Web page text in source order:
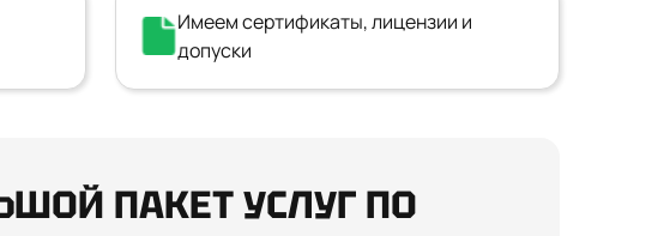
Имеем сертификаты, лицензии и
допуски
ПАКЕТ УСЛУГ ПО